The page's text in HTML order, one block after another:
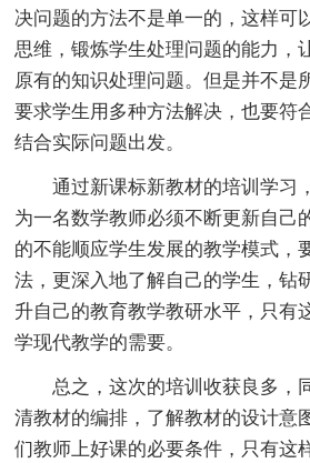
决问题的方法不是单一的，这样可
思维，锻炼学生处理问题的能力，
原有的知识处理问题。但是并不是
要求学生用多种方法解决，也要符
结合实际问题出发。
通过新课标新教材的培训学习
为一名数学教师必须不断更新自己
的不能顺应学生发展的教学模式，
法，更深入地了解自己的学生，钻
升自己的教育教学教研水平，只有
学现代教学的需要。
总之，这次的培训收获良多，
清教材的编排，了解教材的设计意
们教师上好课的必要条件，只有这